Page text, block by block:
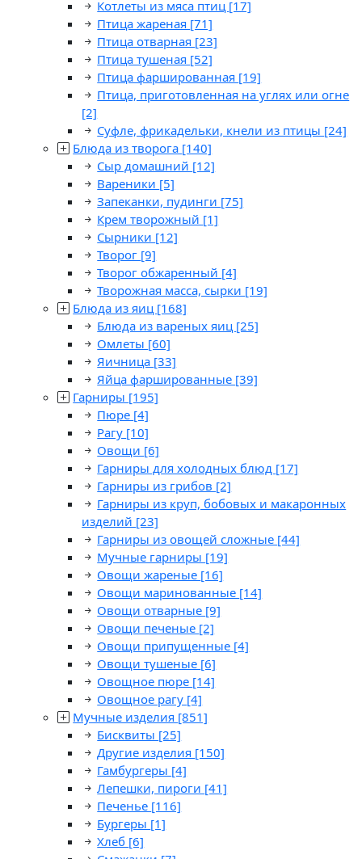
Котлеты из мяса птиц [17]
Птица жареная [71]
Птица отварная [23]
Птица тушеная [52]
Птица фаршированная [19]
Птица, приготовленная на углях или огне
[2]
Суфле, фрикадельки, кнели из птицы [24]
Блюда из творога [140]
Сыр домашний [12]
Вареники [5]
Запеканки, пудинги [75]
Крем творожный [1]
Сырники [12]
Творог [9]
Творог обжаренный [4]
Творожная масса, сырки [19]
Блюда из яиц [168]
Блюда из вареных яиц [25]
Омлеты [60]
Яичница [33]
Яйца фаршированные [39]
Гарниры [195]
Пюре [4]
Рагу [10]
Овощи [6]
Гарниры для холодных блюд [17]
Гарниры из грибов [2]
Гарниры из круп, бобовых и макаронных
изделий [23]
Гарниры из овощей сложные [44]
Мучные гарниры [19]
Овощи жареные [16]
Овощи маринованные [14]
Овощи отварные [9]
Овощи печеные [2]
Овощи припущенные [4]
Овощи тушеные [6]
Овощное пюре [14]
Овощное рагу [4]
Мучные изделия [851]
Бисквиты [25]
Другие изделия [150]
Гамбургеры [4]
Лепешки, пироги [41]
Печенье [116]
Бургеры [1]
Хлеб [6]